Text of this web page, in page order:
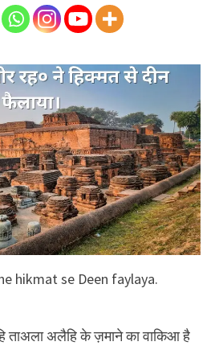
hikmat se Deen faylaya.
ताअला अलैहि के ज़माने का वाकिआ है